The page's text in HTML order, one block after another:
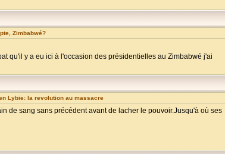
Zimbabwé?
qu'il y a eu ici à l'occasion des présidentielles au Zimbabwé j'ai
Lybie: la revolution au massacre
de sang sans précédent avant de lacher le pouvoir.Jusqu'à où ses